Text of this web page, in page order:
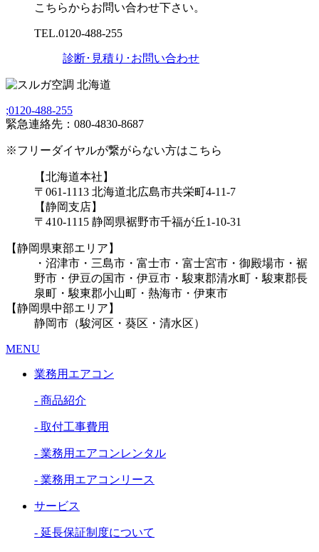
こちらからお問い合わせ下さい。
TEL.0120-488-255
診断･見積り･お問い合わせ
;0120-488-255
緊急連絡先：080-4830-8687
※フリーダイヤルが繋がらない方はこちら
【北海道本社】
〒061-1113 北海道北広島市共栄町4-11-7
【静岡支店】
〒410-1115 静岡県裾野市千福が丘1-10-31
【静岡県東部エリア】
・沼津市・三島市・富士市・富士宮市・御殿場市・裾
野市・伊豆の国市・伊豆市・駿東郡清水町・駿東郡長
泉町・駿東郡小山町・熱海市・伊東市
【静岡県中部エリア】
静岡市（駿河区・葵区・清水区）
MENU
業務用エアコン
- 商品紹介
- 取付工事費用
- 業務用エアコンレンタル
- 業務用エアコンリース
サービス
- 延長保証制度について